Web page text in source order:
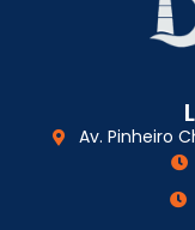
Av. Pinheiro